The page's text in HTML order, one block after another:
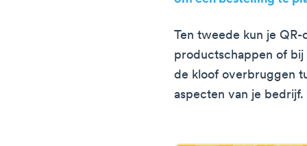
Ten tweede kun je
productschappen of bij
de kloof overbruggen
aspecten van je bedrijf.